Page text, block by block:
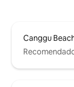
Canggu